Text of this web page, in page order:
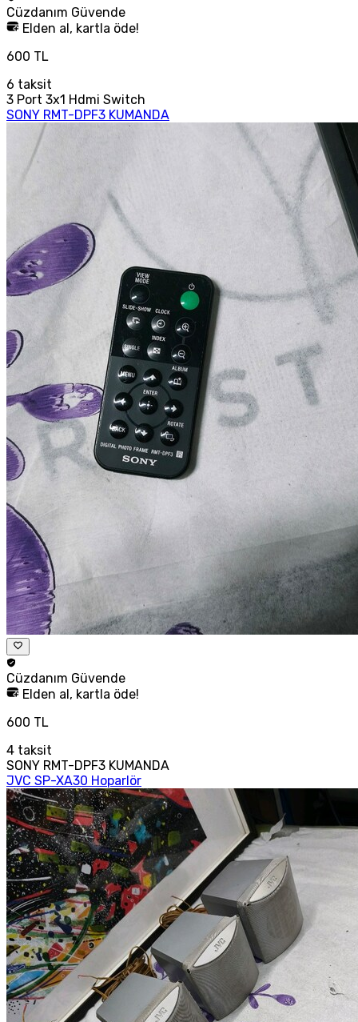
Cüzdanım Güvende
Elden al, kartla öde!
600 TL
6 taksit
3 Port 3x1 Hdmi Switch
SONY RMT-DPF3 KUMANDA
Cüzdanım Güvende
Elden al, kartla öde!
600 TL
4 taksit
SONY RMT-DPF3 KUMANDA
JVC SP-XA30 Hoparlör